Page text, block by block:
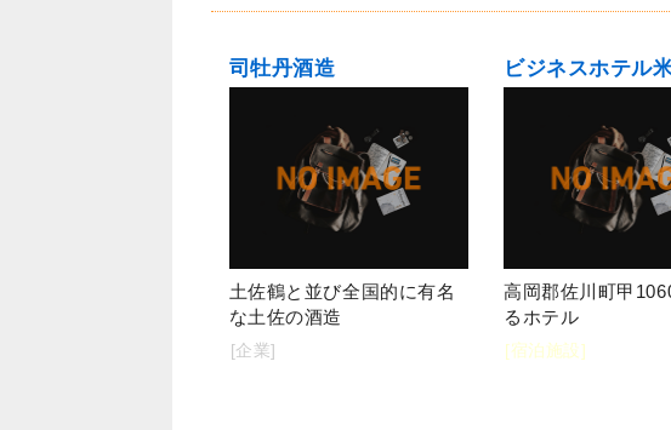
司牡丹酒造
土佐鶴と並び全国的に有名
な土佐の酒造
[企業]
ビジネスホテル
高岡郡佐川町甲
るホテル
[宿泊施設]